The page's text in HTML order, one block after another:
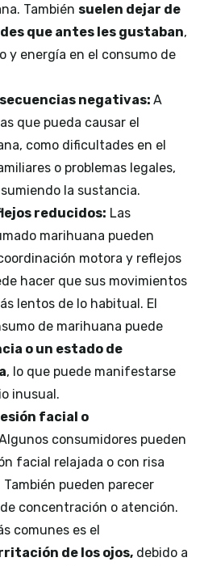
También suelen dejar de
que antes les gustaban,
y energía en el consumo de
negativas: A
que pueda causar el
como dificultades en el
o problemas legales,
la sustancia.
reducidos: Las
marihuana pueden
motora y reflejos
hacer que sus movimientos
lentos de lo habitual. El
de marihuana puede
o un estado de
, lo que puede manifestarse
inusual.
facial o
consumidores pueden
facial relajada o con risa
pueden parecer
concentración o atención.
comunes es el
de los ojos, debido a